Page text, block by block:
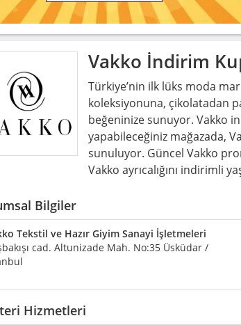
Vakko İndirim
Türkiye’nin ilk lüks moda
koleksiyonuna, çikolatadan
beğeninize sunuyor. Vakko
yapabileceğiniz mağazada,
sunuluyor. Güncel Vakko
Vakko ayrıcalığını indirimli
Bilgiler
Tekstil ve Hazır Giyim Sanayi İşletmeleri
cad. Altunizade Mah. No:35 Üsküdar /
Hizmetleri